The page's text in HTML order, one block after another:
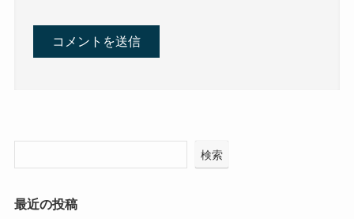
検索
最近の投稿